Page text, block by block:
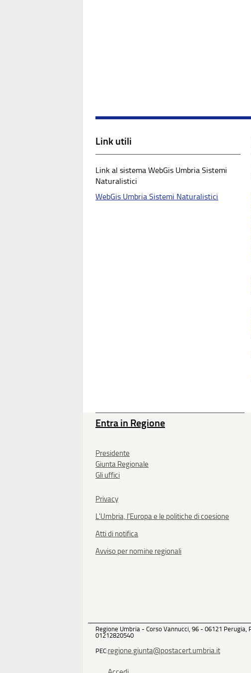
Link utili
Link al sistema WebGis Umbria Sistemi
Naturalistici
WebGis Umbria Sistemi Naturalistici
Entra in Regione
Presidente
Giunta Regionale
Gli uffici
Privacy
L'Umbria, l'Europa e le politiche di coesione
Atti di notifica
Avviso per nomine regionali
Regione Umbria - Corso Vannucci, 96 - 06121 Perugia,
01212820540
PEC:regione.giunta@postacert.umbria.it